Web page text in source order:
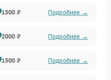
1500 ₽ Подробнее →
2000 ₽ Подробнее →
1500 ₽ Подробнее →